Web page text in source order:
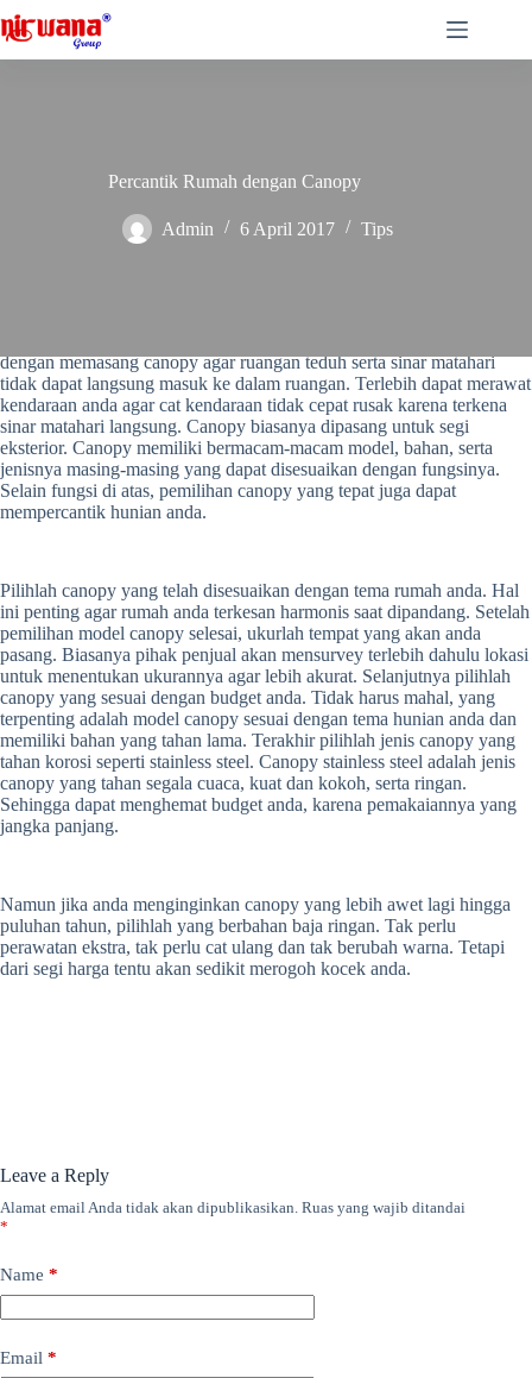
to
Percantik Rumah dengan Canopy
Admin 6 April 2017 Tips
dengan memasang canopy agar ruangan teduh serta sinar matahari
tidak dapat langsung masuk ke dalam ruangan. Terlebih dapat merawat
kendaraan anda agar cat kendaraan tidak cepat rusak karena terkena
sinar matahari langsung. Canopy biasanya dipasang untuk segi
eksterior. Canopy memiliki bermacam-macam model, bahan, serta
jenisnya masing-masing yang dapat disesuaikan dengan fungsinya.
Selain fungsi di atas, pemilihan canopy yang tepat juga dapat
mempercantik hunian anda.
Pilihlah canopy yang telah disesuaikan dengan tema rumah anda. Hal
ini penting agar rumah anda terkesan harmonis saat dipandang. Setelah
pemilihan model canopy selesai, ukurlah tempat yang akan anda
pasang. Biasanya pihak penjual akan mensurvey terlebih dahulu lokasi
untuk menentukan ukurannya agar lebih akurat. Selanjutnya pilihlah
canopy yang sesuai dengan budget anda. Tidak harus mahal, yang
terpenting adalah model canopy sesuai dengan tema hunian anda dan
memiliki bahan yang tahan lama. Terakhir pilihlah jenis canopy yang
tahan korosi seperti stainless steel. Canopy stainless steel adalah jenis
canopy yang tahan segala cuaca, kuat dan kokoh, serta ringan.
Sehingga dapat menghemat budget anda, karena pemakaiannya yang
jangka panjang.
Namun jika anda menginginkan canopy yang lebih awet lagi hingga
puluhan tahun, pilihlah yang berbahan baja ringan. Tak perlu
perawatan ekstra, tak perlu cat ulang dan tak berubah warna. Tetapi
dari segi harga tentu akan sedikit merogoh kocek anda.
Leave a Reply
Alamat email Anda tidak akan dipublikasikan. Ruas yang wajib ditandai
*
Name *
Email *